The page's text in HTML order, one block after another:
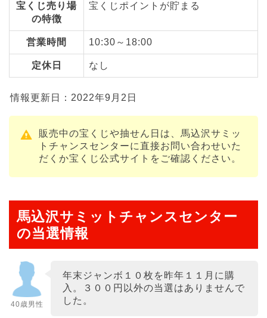
宝くじ売り場
の特徴
宝くじポイントが貯まる
営業時間 10:30～18:00
定休日 なし
情報更新日：2022年9月2日
販売中の宝くじや抽せん日は、馬込沢サミッ
トチャンスセンターに直接お問い合わせいた
だくか宝くじ公式サイトをご確認ください。
馬込沢サミットチャンスセンター
の当選情報
40歳男性
年末ジャンボ１０枚を昨年１１月に購
入。３００円以外の当選はありませんで
した。